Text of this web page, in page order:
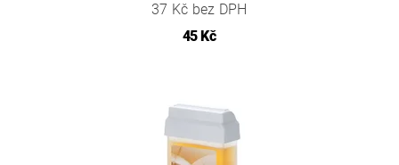
37 Kč bez DPH
45 Kč